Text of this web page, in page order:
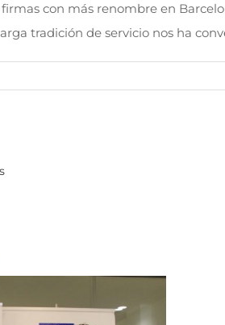
con más renombre en
tradición de servicio nos ha